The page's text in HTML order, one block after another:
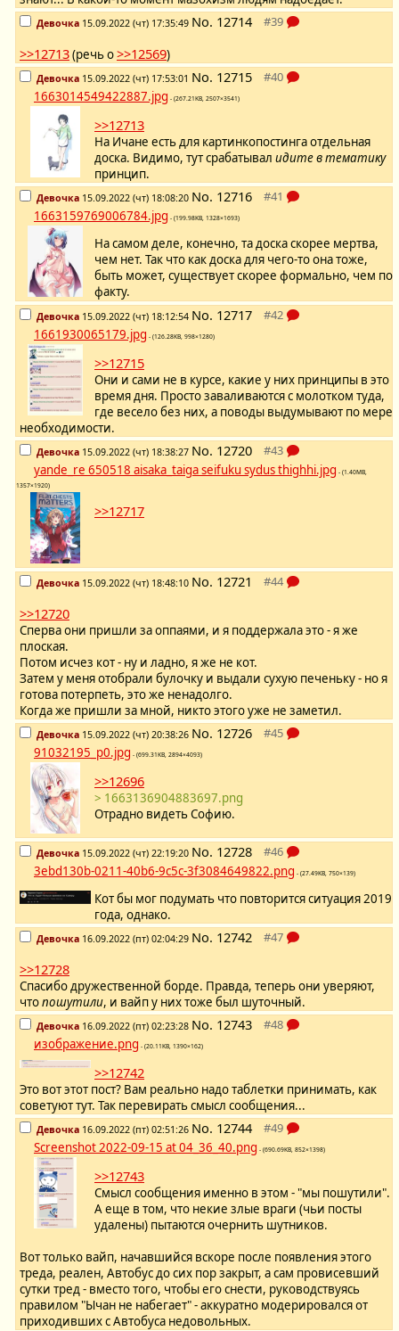
Девочка 15.09.2022 (чт) 17:35:49 No. 12714
>>12713(речь о>>12569)
Девочка 15.09.2022 (чт) 17:53:01 No. 12715
1663014549422887.jpg - (267.21KB, 2507×3541)
>>12713
На Ичане есть для картинкопостинга отдельная
доска. Видимо, тут срабатывал идите в тематику
принцип.
Девочка 15.09.2022 (чт) 18:08:20 No. 12716
1663159769006784.jpg - (199.98KB, 1328×1693)
На самом деле, конечно, та доска скорее мертва,
чем нет. Так что как доска для чего-то она тоже,
быть может, существует скорее формально, чем по
факту.
Девочка 15.09.2022 (чт) 18:12:54 No. 12717
1661930065179.jpg - (126.28KB, 998×1280)
>>12715
Они и сами не в курсе, какие у них принципы в это
время дня. Просто заваливаются с молотком туда,
где весело без них, а поводы выдумывают по мере
необходимости.
Девочка 15.09.2022 (чт) 18:38:27 No. 12720
yande_re 650518 aisaka_taiga seifuku sydus thighhi.jpg - (1.40MB,
1357×1920)
>>12717
Девочка 15.09.2022 (чт) 18:48:10 No. 12721
>>12720
Сперва они пришли за оппаями, и я поддержала это - я же
плоская.
Потом исчез кот - ну и ладно, я же не кот.
Затем у меня отобрали булочку и выдали сухую печеньку - но я
готова потерпеть, это же ненадолго.
Когда же пришли за мной, никто этого уже не заметил.
Девочка 15.09.2022 (чт) 20:38:26 No. 12726
91032195_p0.jpg - (699.31KB, 2894×4093)
>>12696
> 1663136904883697.png
Отрадно видеть Софию.
Девочка 15.09.2022 (чт) 22:19:20 No. 12728
3ebd130b-0211-40b6-9c5c-3f3084649822.png - (27.49KB, 750×139)
Кот бы мог подумать что повторится ситуация 2019
года, однако.
Девочка 16.09.2022 (пт) 02:04:29 No. 12742
>>12728
Спасибо дружественной борде. Правда, теперь они уверяют,
чтопошутили, и вайп у них тоже был шуточный.
Девочка 16.09.2022 (пт) 02:23:28 No. 12743
изображение.png - (20.11KB, 1390×162)
>>12742
Это вот этот пост? Вам реально надо таблетки принимать, как
советуют тут. Так перевирать смысл сообщения...
Девочка 16.09.2022 (пт) 02:51:26 No. 12744
Screenshot 2022-09-15 at 04_36_40.png - (690.69KB, 852×1398)
>>12743
Смысл сообщения именно в этом - "мы пошутили".
А еще в том, что некие злые враги (чьи посты
удалены) пытаются очернить шутников.
Вот только вайп, начавшийся вскоре после появления этого
треда, реален, Автобус до сих пор закрыт, а сам провисевший
сутки тред - вместо того, чтобы его снести, руководствуясь
правилом "Ычан не набегает" - аккуратно модерировался от
приходивших с Автобуса недовольных.